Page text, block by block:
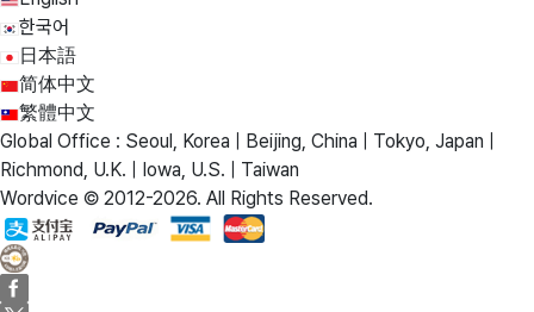
한국어
日本語
简体中文
繁體中文
Global Office : Seoul, Korea | Beijing, China | Tokyo, Japan |
Richmond, U.K. | Iowa, U.S. | Taiwan
Wordvice © 2012-2026. All Rights Reserved.